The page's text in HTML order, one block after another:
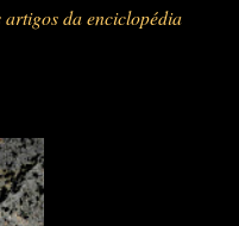
artigos da enciclopédia